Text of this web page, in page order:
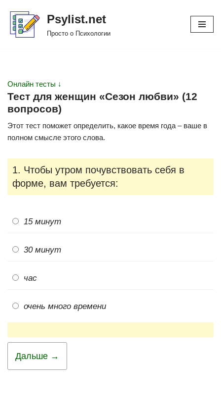
Перейти
Psylist.net
Просто о Психологии
Онлайн тесты ↓
Тест для женщин «Сезон любви» (12
вопросов)
Этот тест поможет определить, какое время года – ваше в
полном смысле этого слова.
1. Чтобы утром почувствовать себя в
форме, вам требуется:
15 минут
30 минут
час
очень много времени
Дальше →